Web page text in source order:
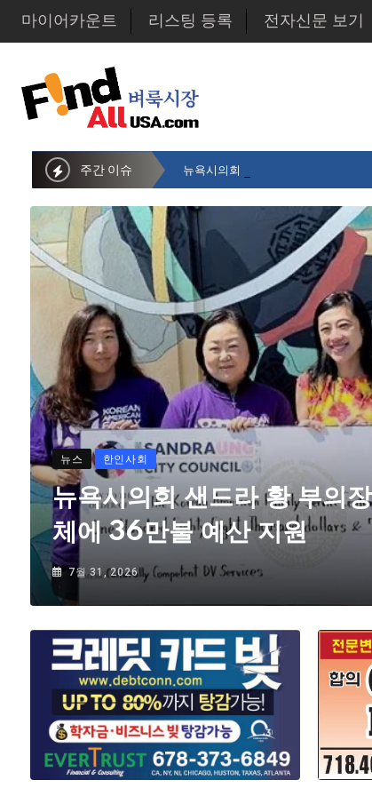
마이어카운트 리스팅 등록 전자신문 보기
주간 이슈 뉴욕시의회 샌드라 황 부의장, 한인비
뉴스 한인사회
뉴욕시의회 샌드라 황 부의
체에 36만불 예산 지원
7월 31, 2026